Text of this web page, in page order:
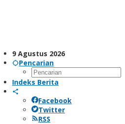
9 Agustus 2026
Pencarian
Indeks Berita
Facebook
Twitter
RSS